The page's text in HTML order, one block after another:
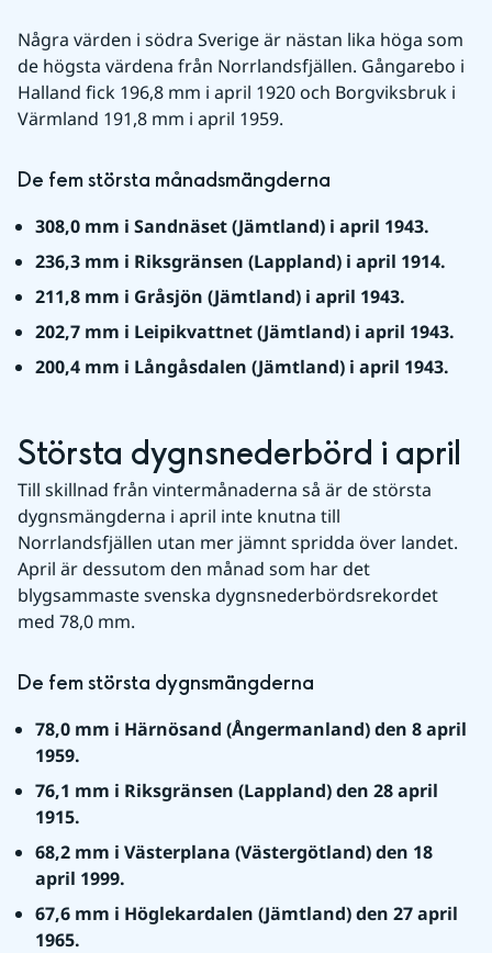
Några värden i södra Sverige är nästan lika höga som
de högsta värdena från Norrlandsfjällen. Gångarebo i
Halland fick 196,8 mm i april 1920 och Borgviksbruk i
Värmland 191,8 mm i april 1959.
De fem största månadsmängderna
308,0 mm i Sandnäset (Jämtland) i april 1943.
236,3 mm i Riksgränsen (Lappland) i april 1914.
211,8 mm i Gråsjön (Jämtland) i april 1943.
202,7 mm i Leipikvattnet (Jämtland) i april 1943.
200,4 mm i Långåsdalen (Jämtland) i april 1943.
Största dygnsnederbörd i april
Till skillnad från vintermånaderna så är de största
dygnsmängderna i april inte knutna till
Norrlandsfjällen utan mer jämnt spridda över landet.
April är dessutom den månad som har det
blygsammaste svenska dygnsnederbördsrekordet
med 78,0 mm.
De fem största dygnsmängderna
78,0 mm i Härnösand (Ångermanland) den 8 april
1959.
76,1 mm i Riksgränsen (Lappland) den 28 april
1915.
68,2 mm i Västerplana (Västergötland) den 18
april 1999.
67,6 mm i Höglekardalen (Jämtland) den 27 april
1965.